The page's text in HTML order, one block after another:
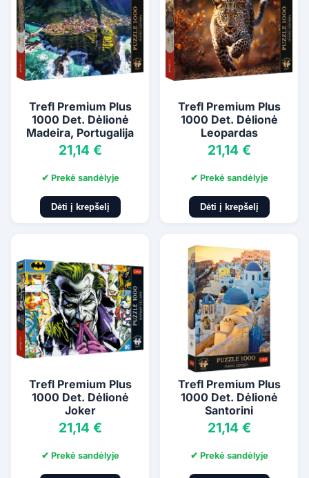
Trefl Premium Plus
1000 Det. Dėlionė
Madeira, Portugalija
21,14 €
✔ Prekė sandėlyje
Dėti į krepšelį
Trefl Premium Plus
1000 Det. Dėlionė
Leopardas
21,14 €
✔ Prekė sandėlyje
Dėti į krepšelį
Trefl Premium Plus
1000 Det. Dėlionė
Joker
21,14 €
✔ Prekė sandėlyje
Trefl Premium Plus
1000 Det. Dėlionė
Santorini
21,14 €
✔ Prekė sandėlyje